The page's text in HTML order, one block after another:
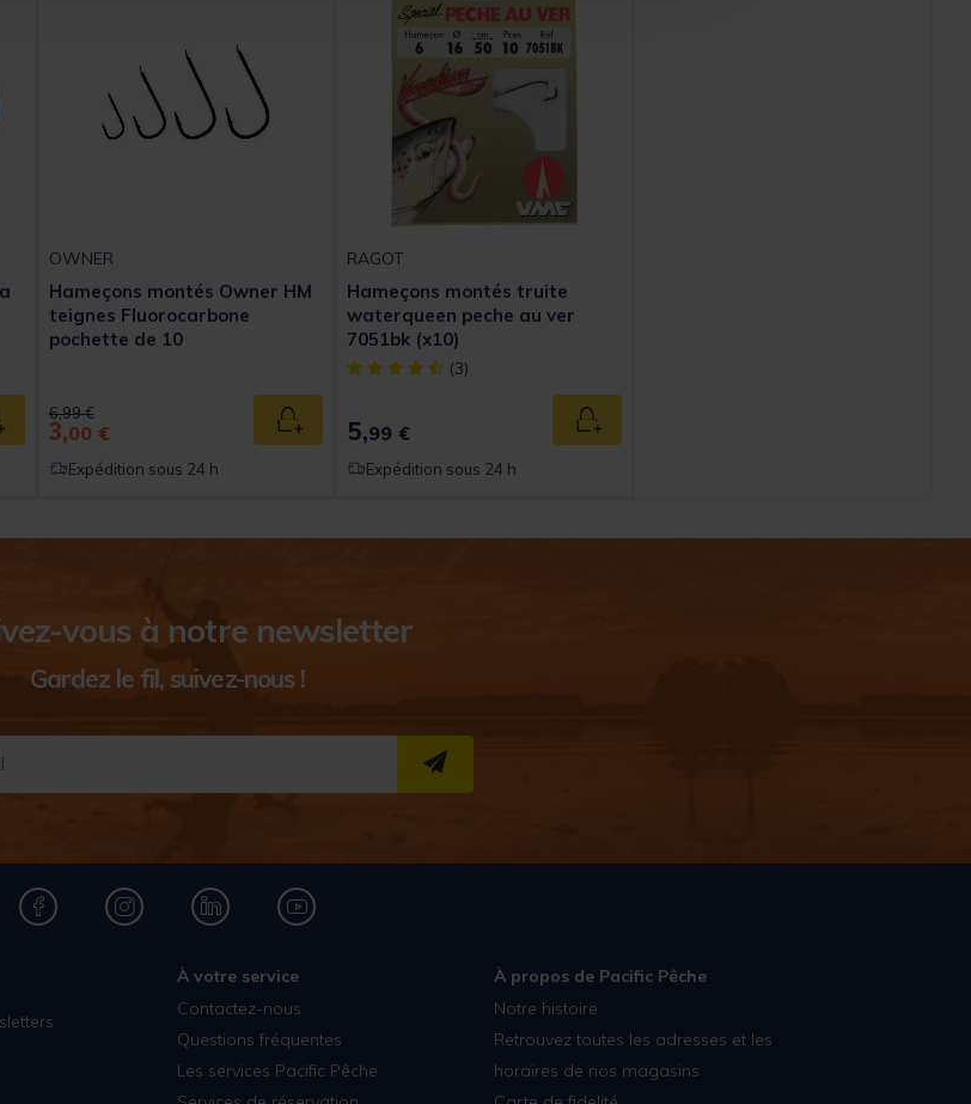
au panier
OWNER
Hameçons montés Owner HM
teignes Fluorocarbone
pochette de 10
Price reduced from
6,99 €to
3,00 € Ajouter au panier
Expédition sous 24 h
RAGOT
Hameçons montés truite
waterqueen peche au ver
7051bk (x10)
[object Object] out of 5 Customer Rating
(3)
5,99 € Ajouter au panier
Expédition sous 24 h
vous à notre newsletter
Gardez le fil, suivez-nous !
S''INSCRIRE
À votre service
Contactez-nous
Questions fréquentes
Les services Pacific Pêche
À propos de Pacific Pêche
Notre histoire
Retrouvez toutes les adresses et les
horaires de nos magasins